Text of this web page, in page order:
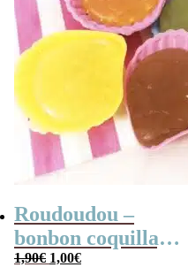
Roudoudou –
bonbon coquillage
x 5
1,90€ Le
1,00€Le